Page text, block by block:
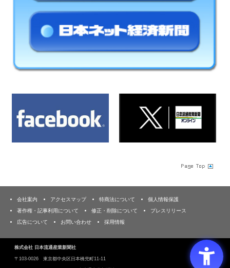
会社案内 アクセスマップ 特商法について
個人情報保護
著作権・記事利用について
修正・削除について
プレスリリース
広告について
お問い合わせ 採用情報
株式会社 日本流通産業新聞社
〒103‐0026 東京都中央区日本橋兜町11-11